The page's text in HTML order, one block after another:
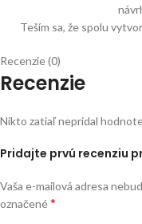
Teším sa, že spolu
Recenzie (0)
Recenzie
Nikto zatiaľ nepridal
Pridajte prvú recenziu
Vaša e-mailová adresa
označené*